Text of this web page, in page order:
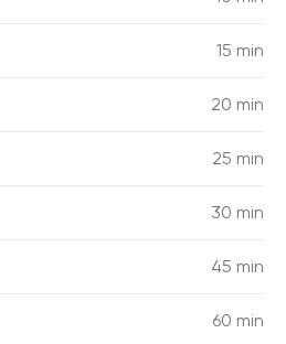
15 min
20 min
25 min
30 min
45 min
60 min